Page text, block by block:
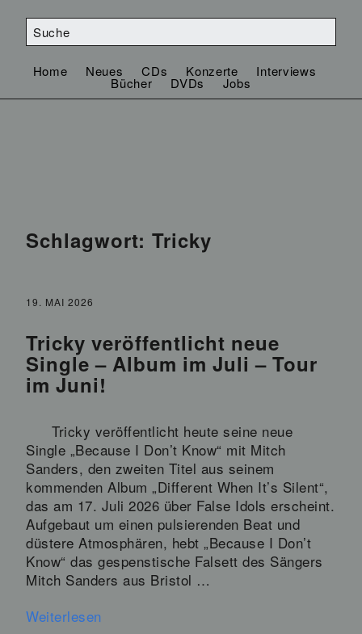
Home Neues CDs Konzerte Interviews
Bücher DVDs Jobs
Schlagwort: Tricky
19. MAI 2026
Tricky veröffentlicht neue
Single – Album im Juli – Tour
im Juni!
Tricky veröffentlicht heute seine neue
Single „Because I Don’t Know“ mit Mitch
Sanders, den zweiten Titel aus seinem
kommenden Album „Different When It’s Silent“,
das am 17. Juli 2026 über False Idols erscheint.
Aufgebaut um einen pulsierenden Beat und
düstere Atmosphären, hebt „Because I Don’t
Know“ das gespenstische Falsett des Sängers
Mitch Sanders aus Bristol …
Weiterlesen